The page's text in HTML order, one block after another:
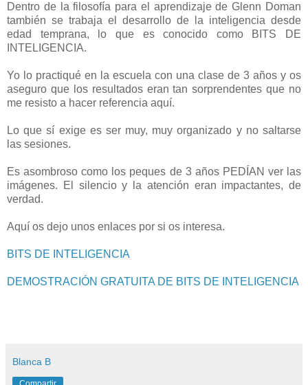
Dentro de la filosofía para el aprendizaje de Glenn Doman
también se trabaja el desarrollo de la inteligencia desde
edad temprana, lo que es conocido como BITS DE
INTELIGENCIA.
Yo lo practiqué en la escuela con una clase de 3 años y os
aseguro que los resultados eran tan sorprendentes que no
me resisto a hacer referencia aquí.
Lo que sí exige es ser muy, muy organizado y no saltarse
las sesiones.
Es asombroso como los peques de 3 años PEDÍAN ver las
imágenes. El silencio y la atención eran impactantes, de
verdad.
Aquí os dejo unos enlaces por si os interesa.
BITS DE INTELIGENCIA
DEMOSTRACIÓN GRATUITA DE BITS DE INTELIGENCIA
Blanca B